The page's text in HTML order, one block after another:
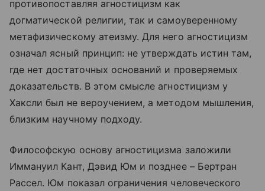
противопоставляя агностицизм как
догматической религии, так и самоуверенному
метафизическому атеизму. Для него агностицизм
означал ясный принцип: не утверждать истин там,
где нет достаточных оснований и проверяемых
доказательств. В этом смысле агностицизм у
Хаксли был не вероучением, а методом мышления,
близким научному подходу.
Философскую основу агностицизма заложили
Иммануил Кант, Дэвид Юм и позднее – Бертран
Рассел. Юм показал ограничения человеческого